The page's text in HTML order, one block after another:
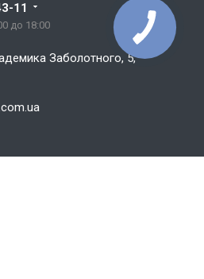
11
до 18:00
Заболотного, 5,